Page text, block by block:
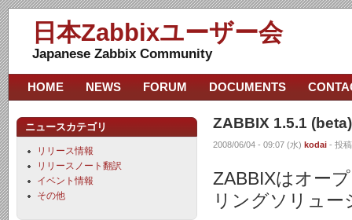
日本Zabbixユーザー会
Japanese Zabbix Community
ZABBIX 1.5.1
2008/06/04 - 09:07 (水) kodai - 投
ZABBIXはオー
リングソリュー
HOME NEWS FORUM DOCUMENTS
ニュースカテゴリ
リリース情報
リリースノート翻訳
イベント情報
その他